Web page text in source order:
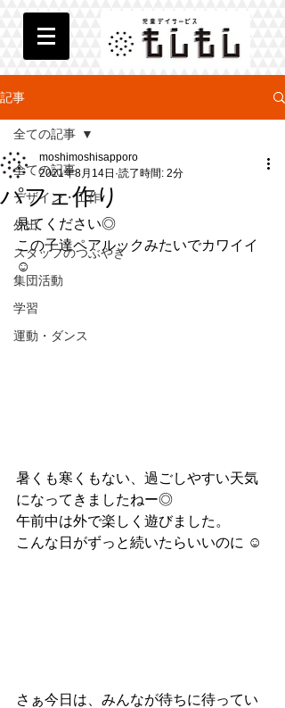
記事
全ての記事
デザイン・工作
外出
スタッフのつぶやき
集団活動
学習
運動・ダンス
全ての記事
パフェ作り
moshimoshisapporo
2021年8月14日 読了時間: 2分
見てください◎
この子達ペアルックみたいでカワイイ
☺︎
暑くも寒くもない、過ごしやすい天気
になってきましたねー◎
午前中は外で楽しく遊びました。
こんな日がずっと続いたらいいのに ☺︎
さぁ今日は、みんなが待ちに待ってい